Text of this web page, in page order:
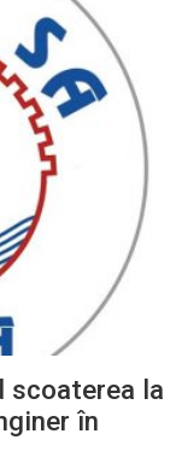
scoaterea la
în